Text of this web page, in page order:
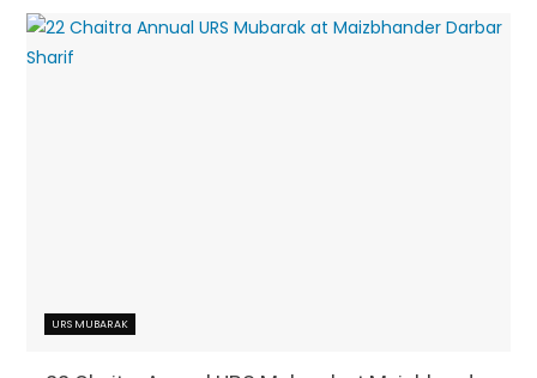
URS MUBARAK